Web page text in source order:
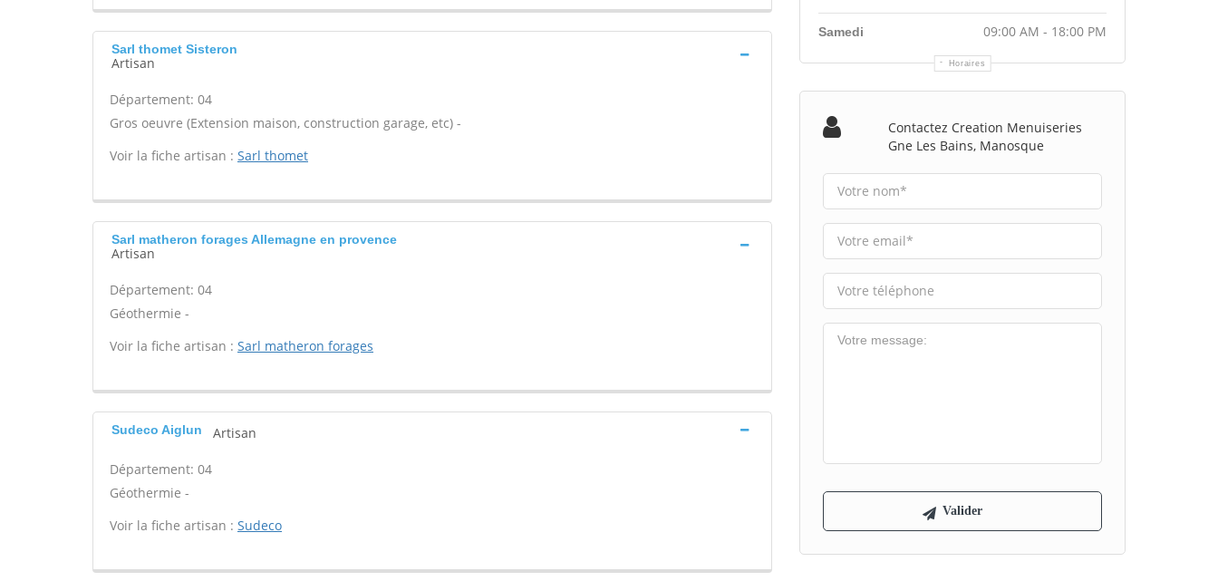
Sarl thomet Sisteron
Artisan
Département: 04
Gros oeuvre (Extension maison, construction garage, etc) -
Voir la fiche artisan : Sarl thomet
Sarl matheron forages Allemagne en provence
Artisan
Département: 04
Géothermie -
Voir la fiche artisan : Sarl matheron forages
Sudeco Aiglun Artisan
Département: 04
Géothermie -
Voir la fiche artisan : Sudeco
Horaires
Samedi 09:00 AM - 18:00 PM
Contactez Creation Menuiseries
Gne Les Bains, Manosque